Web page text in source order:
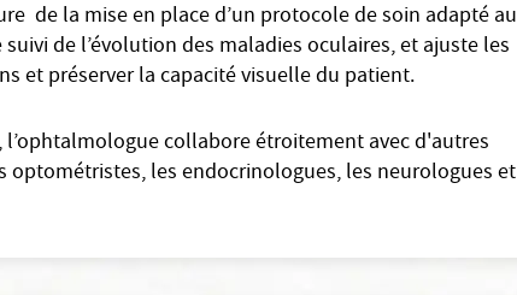
de la mise en place d’un protocole de soin adapté au
de l’évolution des maladies oculaires, et ajuste les
et préserver la capacité visuelle du patient.
collabore étroitement avec d'autres
les endocrinologues, les neurologues et